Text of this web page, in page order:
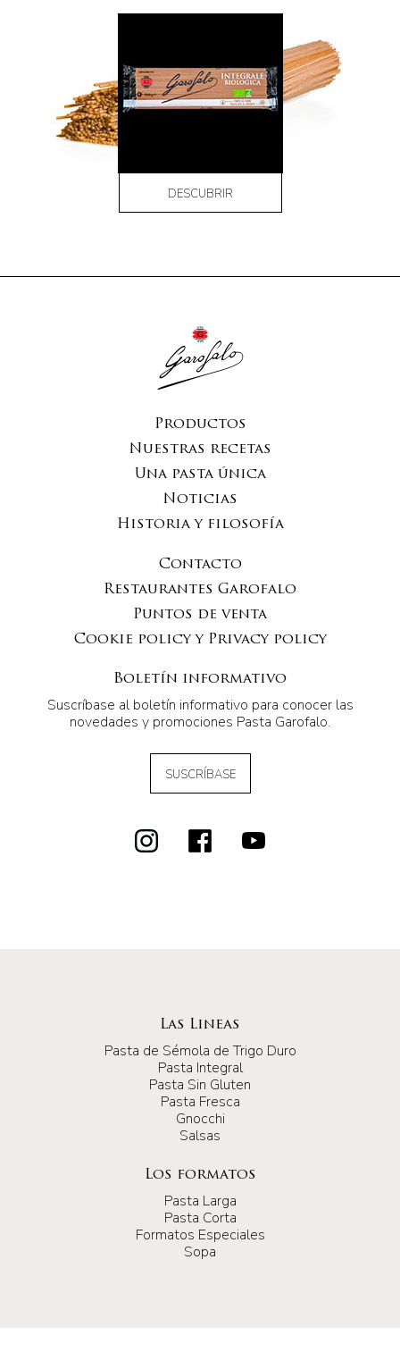
DESCUBRIR
Productos
Nuestras recetas
Una pasta única
Noticias
Historia y filosofía
Contacto
Restaurantes Garofalo
Puntos de venta
Cookie policy y Privacy policy
Boletín informativo
Suscríbase al boletín informativo para conocer las
novedades y promociones Pasta Garofalo.
SUSCRÍBASE
Las Lineas
Pasta de Sémola de Trigo Duro
Pasta Integral
Pasta Sin Gluten
Pasta Fresca
Gnocchi
Salsas
Los formatos
Pasta Larga
Pasta Corta
Formatos Especiales
Sopa